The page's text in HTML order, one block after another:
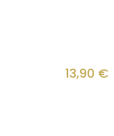
13,90 €